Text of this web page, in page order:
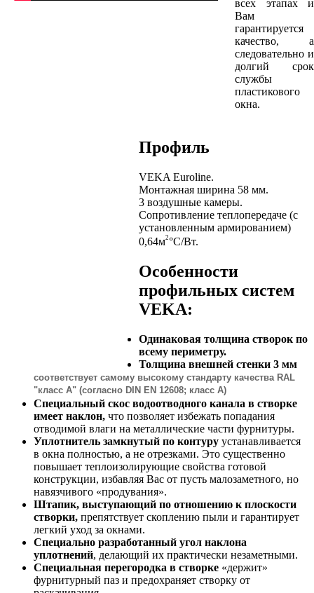
всех этапах и
Вам
гарантируется
качество, а
следовательно и
долгий срок
службы
пластикового
окна.
Профиль
VEKA Euroline.
Монтажная ширина 58 мм.
3 воздушные камеры.
Сопротивление теплопередаче (с
установленным армированием)
0,64м2°С/Вт.
Особенности
профильных систем
VEKA:
Одинаковая толщина створок по
всему периметру.
Толщина внешней стенки 3 мм
соответствует самому высокому стандарту качества RAL
"класс А" (согласно DIN EN 12608; класс А)
Специальный скос водоотводного канала в створке
имеет наклон, что позволяет избежать попадания
отводимой влаги на металлические части фурнитуры.
Уплотнитель замкнутый по контуру устанавливается
в окна полностью, а не отрезками. Это существенно
повышает теплоизолирующие свойства готовой
конструкции, избавляя Вас от пусть малозаметного, но
навязчивого «продувания».
Штапик, выступающий по отношению к плоскости
створки, препятствует скоплению пыли и гарантирует
легкий уход за окнами.
Специально разработанный угол наклона
уплотнений, делающий их практически незаметными.
Специальная перегородка в створке «держит»
фурнитурный паз и предохраняет створку от